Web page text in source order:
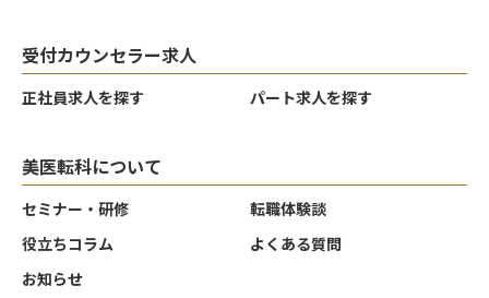
受付カウンセラー求人
正社員求人を探す パート求人を探す
美医転科について
セミナー・研修
転職体験談
役立ちコラム
よくある質問
お知らせ